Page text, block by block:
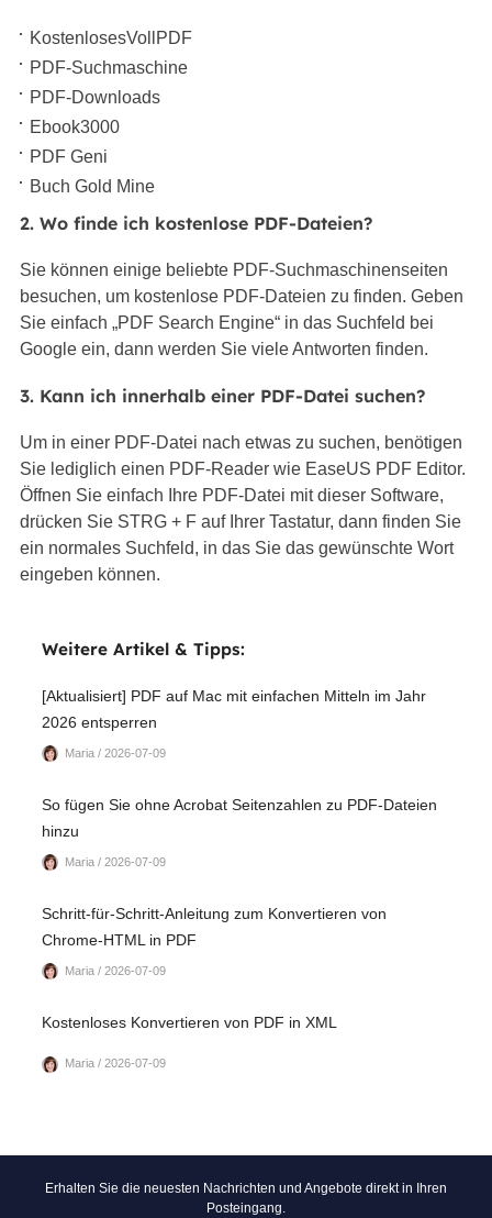
KostenlosesVollPDF
PDF-Suchmaschine
PDF-Downloads
Ebook3000
PDF Geni
Buch Gold Mine
2. Wo finde ich kostenlose PDF-Dateien?
Sie können einige beliebte PDF-Suchmaschinenseiten
besuchen, um kostenlose PDF-Dateien zu finden. Geben
Sie einfach „PDF Search Engine“ in das Suchfeld bei
Google ein, dann werden Sie viele Antworten finden.
3. Kann ich innerhalb einer PDF-Datei suchen?
Um in einer PDF-Datei nach etwas zu suchen, benötigen
Sie lediglich einen PDF-Reader wie EaseUS PDF Editor.
Öffnen Sie einfach Ihre PDF-Datei mit dieser Software,
drücken Sie STRG + F auf Ihrer Tastatur, dann finden Sie
ein normales Suchfeld, in das Sie das gewünschte Wort
eingeben können.
Weitere Artikel & Tipps:
[Aktualisiert] PDF auf Mac mit einfachen Mitteln im Jahr
2026 entsperren
Maria / 2026-07-09
So fügen Sie ohne Acrobat Seitenzahlen zu PDF-Dateien
hinzu
Maria / 2026-07-09
Schritt-für-Schritt-Anleitung zum Konvertieren von
Chrome-HTML in PDF
Maria / 2026-07-09
Kostenloses Konvertieren von PDF in XML
Maria / 2026-07-09
Erhalten Sie die neuesten Nachrichten und Angebote direkt in Ihren
Posteingang.